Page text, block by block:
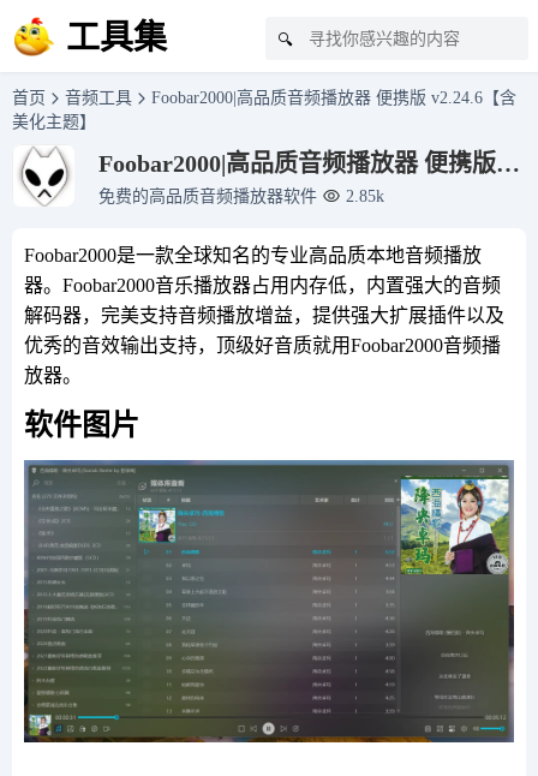
工具集 🔍
首页 音频工具
Foobar2000|高品质音频播放器 便携版 v2.24.6【含
美化主题】
Foobar2000|高品质音频播放器 便携版
v2.24.6【含美化主题】
免费的高品质音频播放器软件 2.85k
Foobar2000是一款全球知名的专业高品质本地音频播放
器。Foobar2000音乐播放器占用内存低，内置强大的音频
解码器，完美支持音频播放增益，提供强大扩展插件以及
优秀的音效输出支持，顶级好音质就用Foobar2000音频播
放器。
软件图片